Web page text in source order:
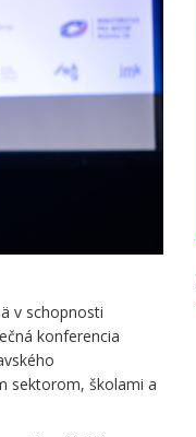
v schopnosti
konferencia
sektorom, školami a